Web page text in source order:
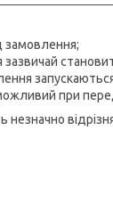
замовлення;
при
незначно